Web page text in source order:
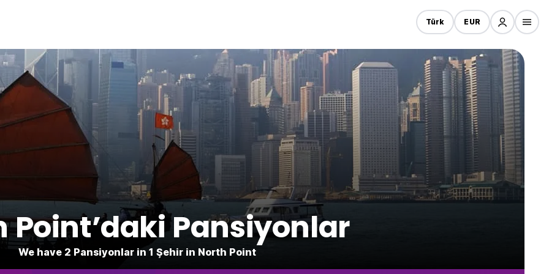
Türk EUR
Point’daki Pansiyonlar
We have 2 Pansiyonlar in 1 Şehir in North Point